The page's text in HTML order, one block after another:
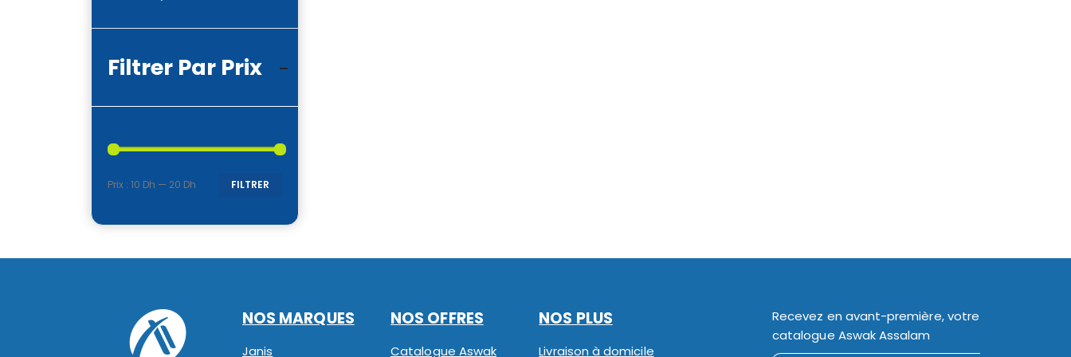
Filtrer Par Prix
FILTRER
Prix : 10 Dh — 20 Dh
NOS MARQUES
Janis
NOS OFFRES
Catalogue Aswak
NOS PLUS
Livraison à domicile
Recevez en avant-première, votre
catalogue Aswak Assalam